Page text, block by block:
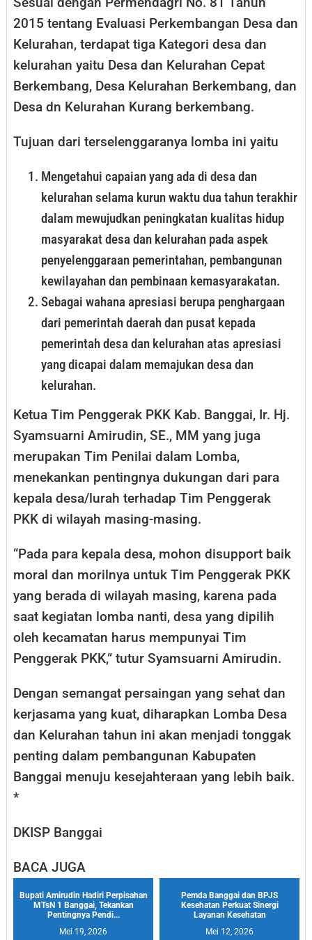
2015 tentang Evaluasi Perkembangan Desa dan
Kelurahan, terdapat tiga Kategori desa dan
kelurahan yaitu Desa dan Kelurahan Cepat
Berkembang, Desa Kelurahan Berkembang, dan
Desa dn Kelurahan Kurang berkembang.
Tujuan dari terselenggaranya lomba ini yaitu
Mengetahui capaian yang ada di desa dan
kelurahan selama kurun waktu dua tahun terakhir
dalam mewujudkan peningkatan kualitas hidup
masyarakat desa dan kelurahan pada aspek
penyelenggaraan pemerintahan, pembangunan
kewilayahan dan pembinaan kemasyarakatan.
⁠Sebagai wahana apresiasi berupa penghargaan
dari pemerintah daerah dan pusat kepada
pemerintah desa dan kelurahan atas apresiasi
yang dicapai dalam memajukan desa dan
kelurahan.
Ketua Tim Penggerak PKK Kab. Banggai, Ir. Hj.
Syamsuarni Amirudin, SE., MM yang juga
merupakan Tim Penilai dalam Lomba,
menekankan pentingnya dukungan dari para
kepala desa/lurah terhadap Tim Penggerak
PKK di wilayah masing-masing.
“Pada para kepala desa, mohon disupport baik
moral dan morilnya untuk Tim Penggerak PKK
yang berada di wilayah masing, karena pada
saat kegiatan lomba nanti, desa yang dipilih
oleh kecamatan harus mempunyai Tim
Penggerak PKK,” tutur Syamsuarni Amirudin.
Dengan semangat persaingan yang sehat dan
kerjasama yang kuat, diharapkan Lomba Desa
dan Kelurahan tahun ini akan menjadi tonggak
penting dalam pembangunan Kabupaten
Banggai menuju kesejahteraan yang lebih baik.
*
DKISP Banggai
BACA JUGA
Bupati Amirudin Hadiri Perpisahan
MTsN 1 Banggai, Tekankan
Pentingnya Pendi...
Mei 19, 2026
Pemda Banggai dan BPJS
Kesehatan Perkuat Sinergi
Layanan Kesehatan
Mei 12, 2026